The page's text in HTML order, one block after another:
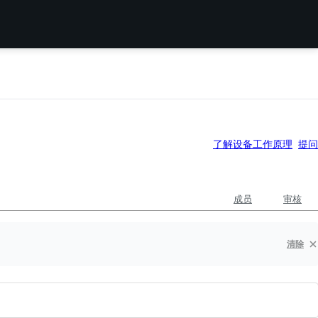
了解设备工作原理 提问
成员 审核
清除